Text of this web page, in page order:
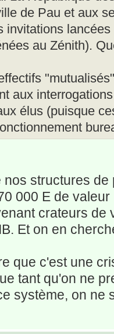
de Pau et aux
invitations
au Zénith).
aux
élus (puisque
nos structures
000 E de
crateurs de
Et on en
que c'est une
tant qu'on ne
système, on ne